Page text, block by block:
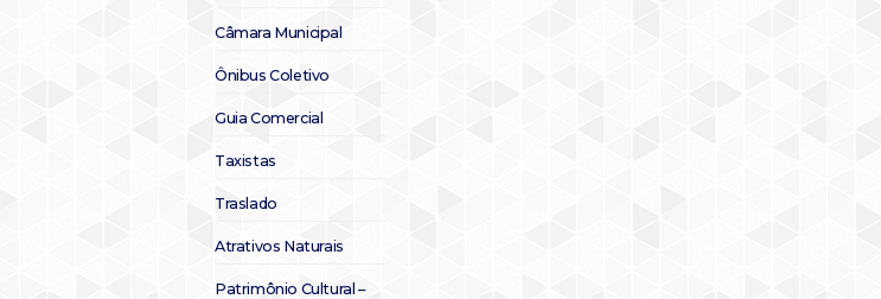
Câmara Municipal
Ônibus Coletivo
Guia Comercial
Taxistas
Traslado
Atrativos Naturais
Patrimônio Cultural –